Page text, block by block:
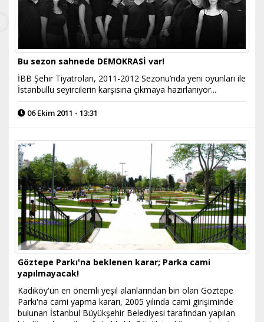
Bu sezon sahnede DEMOKRASİ var!
İBB Şehir Tiyatroları, 2011-2012 Sezonu’nda yeni oyunları ile
İstanbullu seyircilerin karşısına çıkmaya hazırlanıyor...
06 Ekim 2011 - 13:31
Göztepe Parkı'na beklenen karar; Parka cami
yapılmayacak!
​Kadıköy'ün en önemli yeşil alanlarından biri olan Göztepe
Parkı'na cami yapma kararı, 2005 yılında cami girişiminde
bulunan İstanbul Büyükşehir Belediyesi tarafından yapılan